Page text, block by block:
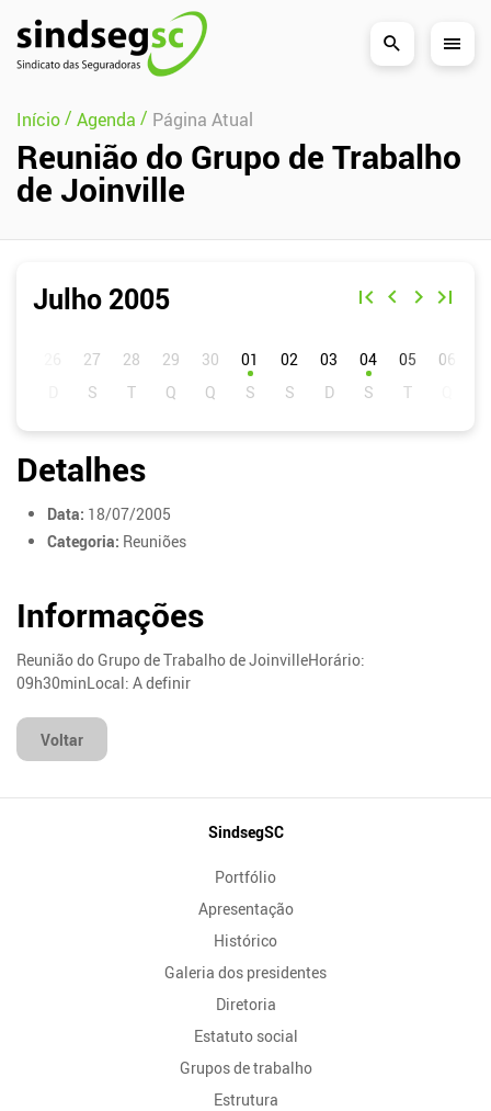
Pular Navegação (s)
Início/ Agenda / Página Atual
Reunião do Grupo de Trabalho
de Joinville
Julho 2005
01 02 03 04 05 06
Detalhes
Data: 18/07/2005
Categoria: Reuniões
Informações
Reunião do Grupo de Trabalho de JoinvilleHorário:
09h30minLocal: A definir
Voltar
SindsegSC
Portfólio
Apresentação
Histórico
Galeria dos presidentes
Diretoria
Estatuto social
Grupos de trabalho
Estrutura